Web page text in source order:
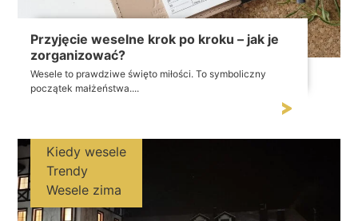
Przyjęcie weselne krok po kroku – jak je
zorganizować?
Wesele to prawdziwe święto miłości. To symboliczny
początek małżeństwa....
Kiedy wesele
Trendy
Wesele zima